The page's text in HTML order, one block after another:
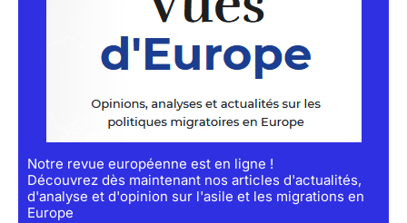
Notre revue européenne est en ligne !
Découvrez dès maintenant nos articles d'actualités,
d'analyse et d'opinion sur l'asile et les migrations en
Europe